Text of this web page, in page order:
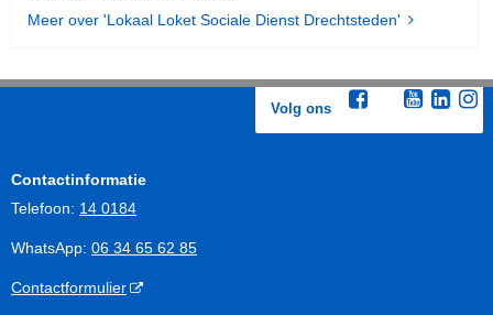
Meer over 'Lokaal Loket Sociale Dienst Drechtsteden'
Volg ons
Contactinformatie
Telefoon: 14 0184
WhatsApp: 06 34 65 62 85
Contactformulier